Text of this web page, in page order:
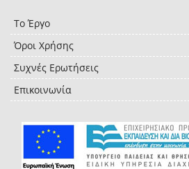
Το Έργο
Όροι Χρήσης
Συχνές Ερωτήσεις
Επικοινωνία